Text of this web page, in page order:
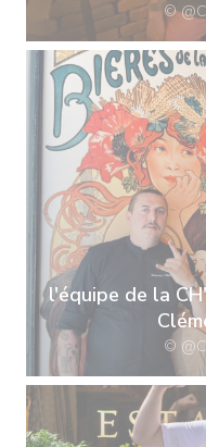
©
l'équipe de la
©